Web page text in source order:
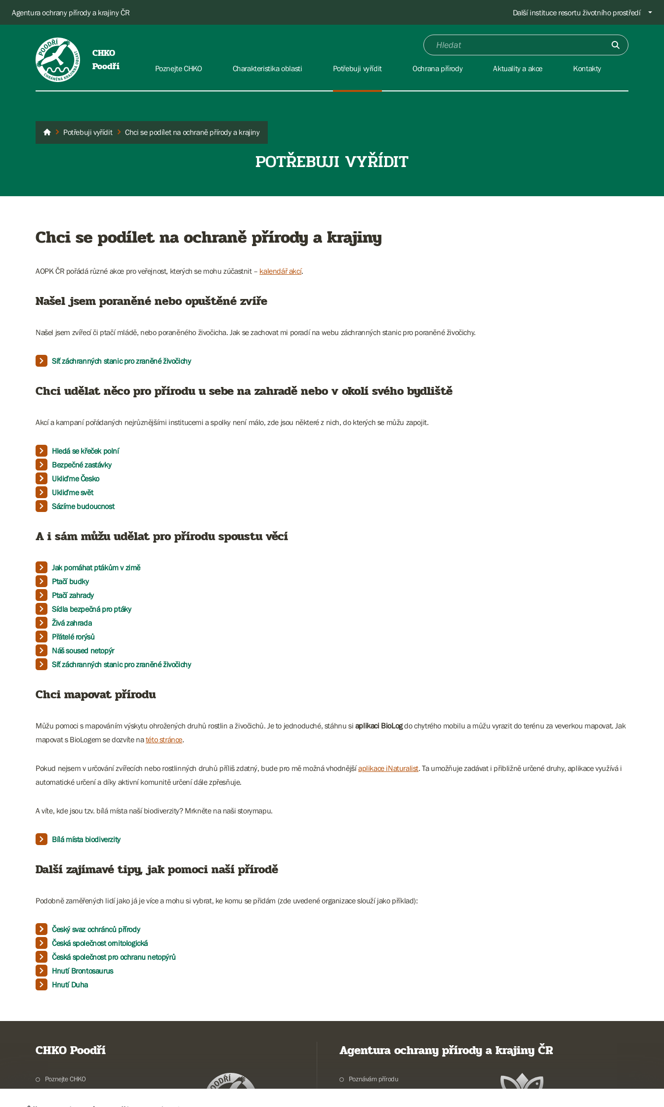
Agentura ochrany přírody a krajiny ČR Další instituce resortu životního prostředí
CHKO
Poodří
Poznejte CHKO Charakteristika oblasti Potřebuji vyřídit Ochrana přírody Aktuality a akce Kontakty
PoodříPotřebuji vyřídit Chci se podílet na ochraně přírody a krajiny
POTŘEBUJI VYŘÍDIT
Chci se podílet na ochraně přírody a krajiny
AOPK ČR pořádá různé akce pro veřejnost, kterých se mohu zúčastnit – kalendář akcí.
Našel jsem poraněné nebo opuštěné zvíře
Našel jsem zvířecí či ptačí mládě, nebo poraněného živočicha. Jak se zachovat mi poradí na webu záchranných stanic pro poraněné živočichy.
Síť záchranných stanic pro zraněné živočichy
Chci udělat něco pro přírodu u sebe na zahradě nebo v okolí svého bydliště
Akcí a kampaní pořádaných nejrůznějšími institucemi a spolky není málo, zde jsou některé z nich, do kterých se můžu zapojit.
Hledá se křeček polní
Bezpečné zastávky
Ukliďme Česko
Ukliďme svět
​​​​​​​Sázíme budoucnost
A i sám můžu udělat pro přírodu spoustu věcí
Jak pomáhat ptákům v zimě
Ptačí budky
Ptačí zahrady
Sídla bezpečná pro ptáky
Živá zahrada
Přátelé rorýsů
Náš soused netopýr
Síť záchranných stanic pro zraněné živočichy
Chci mapovat přírodu
Můžu pomoci s mapováním výskytu ohrožených druhů rostlin a živočichů. Je to jednoduché, stáhnu si aplikaci BioLogdo chytrého mobilu a můžu vyrazit do terénu za veverkou mapovat. Jak
mapovat s BioLogem se dozvíte natéto stránce.
Pokud nejsem v určování zvířecích nebo rostlinných druhů příliš zdatný, bude pro mě možná vhodnějšíaplikace iNaturalist. Ta umožňuje zadávat i přibližně určené druhy, aplikace využívá i
automatické určení a díky aktivní komunitě určení dále zpřesňuje.
A víte, kde jsou tzv. bílá místa naší biodiverzity? Mrkněte na naši storymapu.
Bílá místa biodiverzity
Další zajímavé tipy, jak pomoci naší přírodě
Podobně zaměřených lidí jako já je více a mohu si vybrat, ke komu se přidám (zde uvedené organizace slouží jako příklad):
Český svaz ochránců přírody
Česká společnost ornitologická
Česká společnost pro ochranu netopýrů
Hnutí Brontosaurus
Hnutí Duha
CHKO Poodří
Poznejte CHKO
Agentura ochrany přírody a krajiny ČR
Poznávám přírodu